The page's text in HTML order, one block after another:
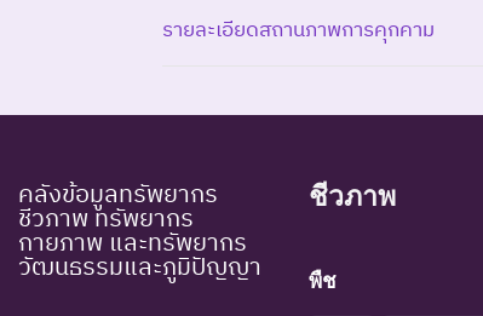
รายละเอียดสถานภาพการคุกคาม
EW : Extinct in the
Wild
สูญพันธุ์ใน
ระดับความรุนแรง : ถูกคุกคาม
คลังข้อมูลทรัพยากร
ชีวภาพ ทรัพยากร
กายภาพ และทรัพยากร
วัฒนธรรมและภูมิปัญญา
ชีวภาพ
พืช